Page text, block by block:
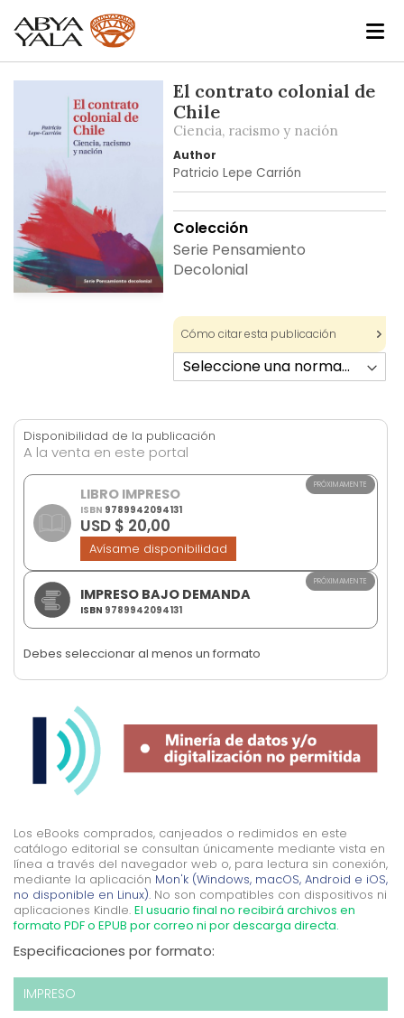
the
images
gallery
images
gallery
El contrato colonial de
Chile
Ciencia, racismo y nación
Author
Patricio Lepe Carrión
Colección
Serie Pensamiento
Decolonial
Cómo citar esta publicación
Disponibilidad de la publicación
A la venta en este portal
IMPRESO BAJO DEMANDA
ISBN 9789942094131
PRÓXIMAMENTE
LIBRO IMPRESO
ISBN 9789942094131
PRÓXIMAMENTE
USD $ 20,00
Avísame disponibilidad
Debes seleccionar al menos un formato
Los eBooks comprados, canjeados o redimidos en este
catálogo editorial se consultan únicamente mediante vista en
línea a través del navegador web o, para lectura sin conexión,
mediante la aplicación Mon'k (Windows, macOS, Android e iOS,
no disponible en Linux). No son compatibles con dispositivos ni
aplicaciones Kindle. El usuario final no recibirá archivos en
formato PDF o EPUB por correo ni por descarga directa.
Especificaciones por formato:
IMPRESO